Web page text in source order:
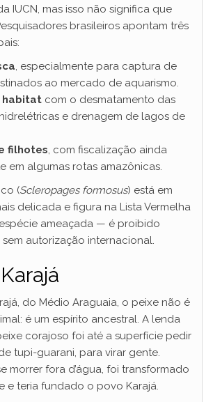
IUCN, mas isso não significa que
brasileiros apontam três
, especialmente para captura de
ao mercado de aquarismo.
habitat com o desmatamento das
e drenagem de lagos de
filhotes, com fiscalização ainda
em algumas rotas amazônicas.
(Scleropages formosus) está em
delicada e figura na Lista Vermelha
ameaçada — é proibido
autorização internacional.
do Médio Araguaia, o peixe não é
é um espírito ancestral. A lenda
corajoso foi até a superfície pedir
tupi-guarani, para virar gente.
morrer fora d’água, foi transformado
e teria fundado o povo Karajá.